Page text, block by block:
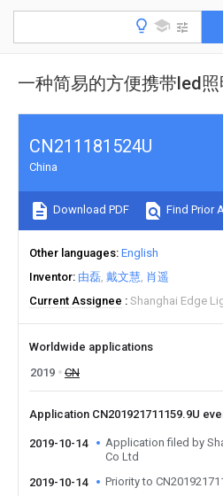
一种简易的方便携带led
CN211181524U
China
Download PDF Find Prior
Other languages English
Inventor 由磊 戴文慧 肖遥
Current Assignee
Shanghai Edge
Worldwide applications
2019
CN
Application CN201921711159.9U
2019-10-14
Application filed by
Co Ltd
2019-10-14
Priority to